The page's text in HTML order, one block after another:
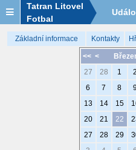
Tatran Litovel
Fotbal
Základní informace Kontakty
<< <
27
28 1 2
6
7 8
13
14 15
20
21 22
27
28 29